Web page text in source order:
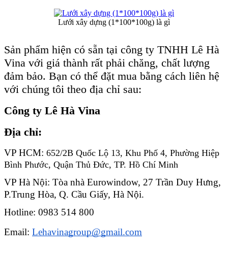
Lưới xây dựng (1*100*100g) là gì
Sản phẩm hiện có sẵn tại công ty TNHH Lê Hà
Vina với giá thành rất phải chăng, chất lượng
đảm bảo. Bạn có thể đặt mua bằng cách liên hệ
với chúng tôi theo địa chỉ sau:
Công ty Lê Hà Vina
Địa chỉ:
VP HCM: 652/2B Quốc Lộ 13, Khu Phố 4, Phường Hiệp
Bình Phước, Quận Thủ Đức, TP. Hồ Chí Minh
VP Hà Nội: Tòa nhà Eurowindow, 27 Trần Duy Hưng,
P.Trung Hòa, Q. Cầu Giấy, Hà Nội.
Hotline: 0983 514 800
Email: Lehavinagroup@gmail.com